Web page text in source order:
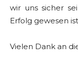
wir uns sicher
Erfolg gewesen
Vielen Dank an